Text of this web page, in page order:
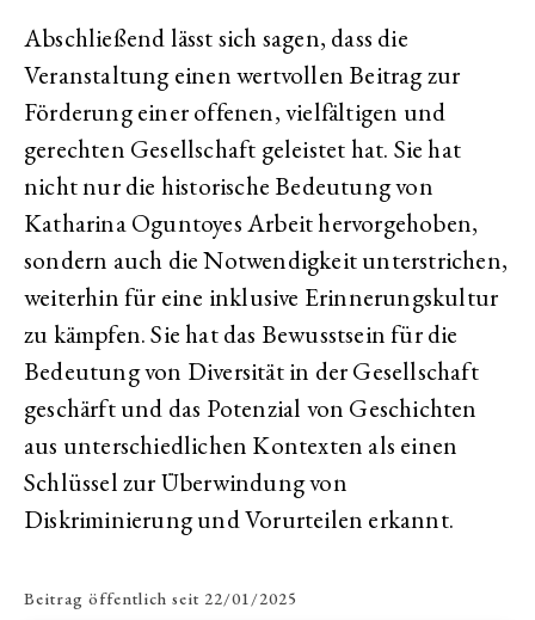
Abschließend lässt sich sagen, dass die
Veranstaltung einen wertvollen Beitrag zur
Förderung einer offenen, vielfältigen und
gerechten Gesellschaft geleistet hat. Sie hat
nicht nur die historische Bedeutung von
Katharina Oguntoyes Arbeit hervorgehoben,
sondern auch die Notwendigkeit unterstrichen,
weiterhin für eine inklusive Erinnerungskultur
zu kämpfen. Sie hat das Bewusstsein für die
Bedeutung von Diversität in der Gesellschaft
geschärft und das Potenzial von Geschichten
aus unterschiedlichen Kontexten als einen
Schlüssel zur Überwindung von
Diskriminierung und Vorurteilen erkannt.
Beitrag öffentlich seit 22/01/2025